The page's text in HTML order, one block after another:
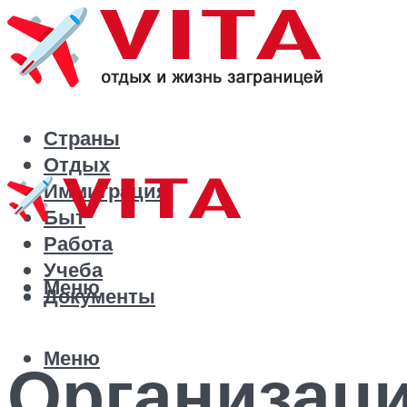
Страны
Отдых
Иммиграция
Быт
Работа
Учеба
Документы
Меню
Меню